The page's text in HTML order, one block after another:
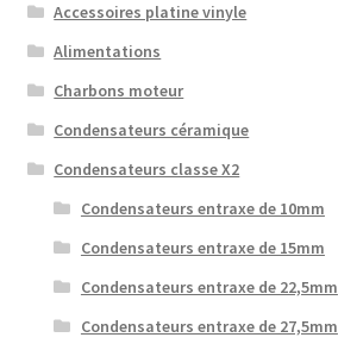
Accessoires platine vinyle
Alimentations
Charbons moteur
Condensateurs céramique
Condensateurs classe X2
Condensateurs entraxe de 10mm
Condensateurs entraxe de 15mm
Condensateurs entraxe de 22,5mm
Condensateurs entraxe de 27,5mm